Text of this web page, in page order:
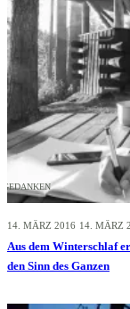
GEDANKEN
14. MÄRZ 2016 14. MÄRZ
Aus dem Winterschlaf
den Sinn des Ganzen